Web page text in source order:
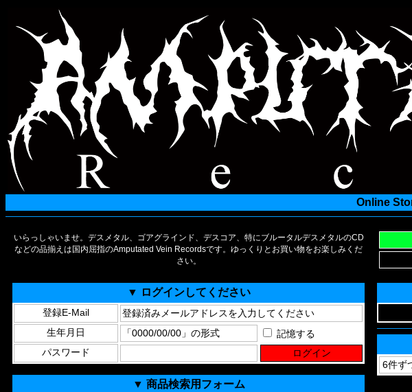
Online
いらっしゃいませ。デスメタル、ゴアグラインド、デスコア、特にブルータルデスメタルのCD
などの品揃えは国内屈指のAmputated Vein Recordsです。ゆっくりとお買い物をお楽しみくだ
さい。
▼ ログインしてください
登録E-Mail
生年月日
記憶する
パスワード
▼ 商品検索用フォーム